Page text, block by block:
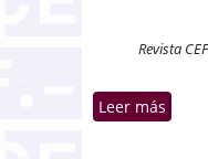
Revista
Leer más